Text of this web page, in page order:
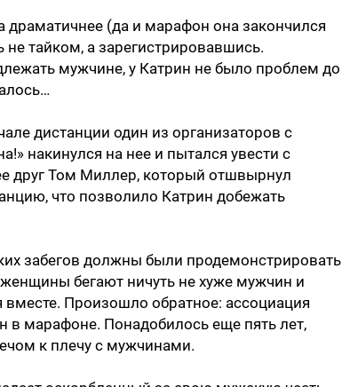
(да и марафон она закончился
тайком, а зарегистрировавшись.
мужчине, у Катрин не было проблем до
дистанции один из организаторов с
накинулся на нее и пытался увести с
друг Том Миллер, который отшвырнул
что позволило Катрин добежать
забегов должны были продемонстрировать
бегают ничуть не хуже мужчин и
Произошло обратное: ассоциация
в марафоне. Понадобилось еще пять лет,
к плечу с мужчинами.